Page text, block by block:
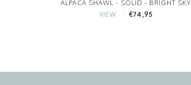
ALPACA SHAWL - SOLID - BRIGHT SKY
VIEW €74,95